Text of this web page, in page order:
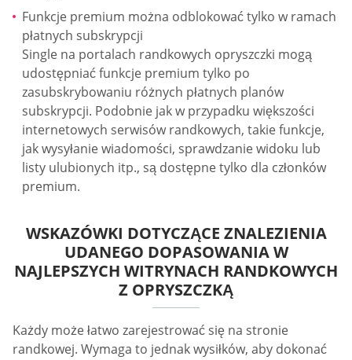
Funkcje premium można odblokować tylko w ramach
płatnych subskrypcji
Single na portalach randkowych opryszczki mogą
udostępniać funkcje premium tylko po
zasubskrybowaniu różnych płatnych planów
subskrypcji. Podobnie jak w przypadku większości
internetowych serwisów randkowych, takie funkcje,
jak wysyłanie wiadomości, sprawdzanie widoku lub
listy ulubionych itp., są dostępne tylko dla członków
premium.
WSKAZÓWKI DOTYCZĄCE ZNALEZIENIA
UDANEGO DOPASOWANIA W
NAJLEPSZYCH WITRYNACH RANDKOWYCH
Z OPRYSZCZKĄ
Każdy może łatwo zarejestrować się na stronie
randkowej. Wymaga to jednak wysiłków, aby dokonać